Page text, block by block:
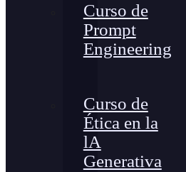
Curso de
Prompt
Engineering
Curso de
Ética en la
lA
Generativa